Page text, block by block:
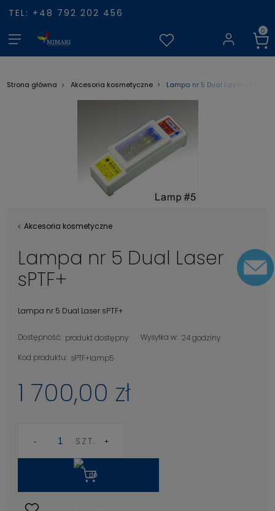
TEL: +48 792 202 456
Strona główna Akcesoria kosmetyczne Lampa nr 5 Dual Laser sPTF+
Akcesoria kosmetyczne
Lampa nr 5 Dual Laser
sPTF+
Lampa nr 5 Dual Laser sPTF+
Dostępność: produkt dostępny Wysyłka w: 24 godziny
Kod produktu: sPTF+lamp5
1 700,00 zł
SZT.